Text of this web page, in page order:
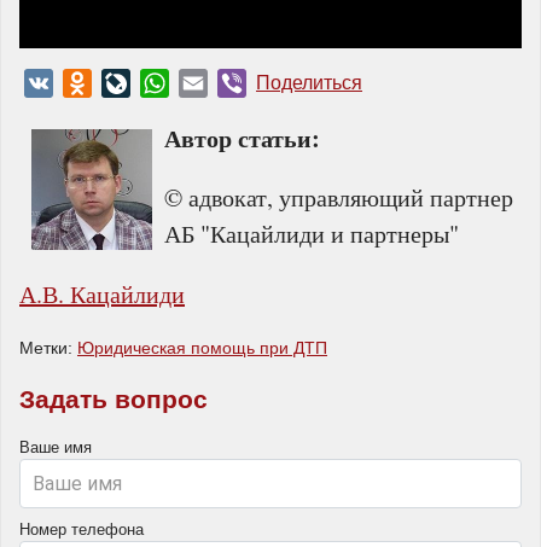
VK Odnoklassniki
LiveJournal
WhatsApp
Email Viber
Поделиться
Автор статьи:
© адвокат, управляющий партнер
АБ "Кацайлиди и партнеры"
А.В. Кацайлиди
Метки: Юридическая помощь при ДТП
Задать вопрос
Ваше имя
Номер телефона